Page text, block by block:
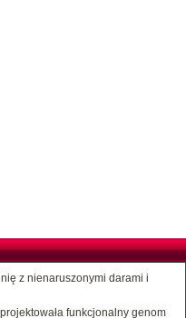
z nienaruszonymi darami i
funkcjonalny genom